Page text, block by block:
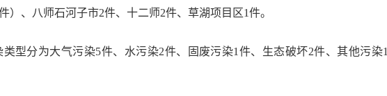
）、八师石河子市2件、十二师2件、草湖项目区1件。
型分为大气污染5件、水污染2件、固废污染1件、生态破坏2件、其他污染1